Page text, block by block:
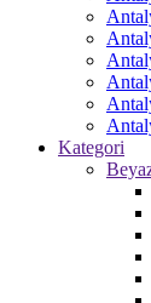
Kategori